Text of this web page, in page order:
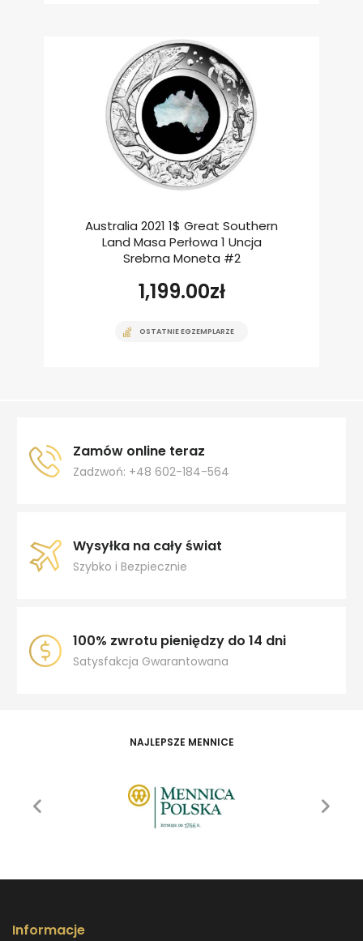
Australia 2021 1$ Great Southern
Land Masa Perłowa 1 Uncja
Srebrna Moneta #2
1,199.00zł
OSTATNIE EGZEMPLARZE
Zamów online teraz
Zadzwoń: +48 602-184-564
Wysyłka na cały świat
Szybko i Bezpiecznie
100% zwrotu pieniędzy do 14 dni
Satysfakcja Gwarantowana
NAJLEPSZE MENNICE
Informacje